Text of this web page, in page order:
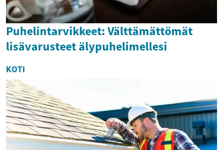
Puhelintarvikkeet: Välttämättömät
lisävarusteet älypuhelimellesi
KOTI